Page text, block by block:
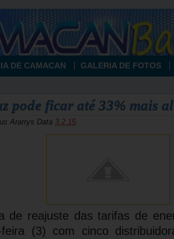
DE CAMACAN GALERIA DE FOTOS
pode ficar até 33% mais
Ararrys Data 3.2.15
de reajuste das tarifas de
feira (3) com cinco